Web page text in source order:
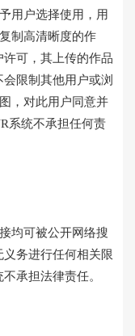
用户选择使用，用
制高清晰度的作
可，其上传的作品
限制其他用户或浏
，对此用户同意并
系统不承担任何责
均可被公开网络搜
务进行任何相关限
承担法律责任。